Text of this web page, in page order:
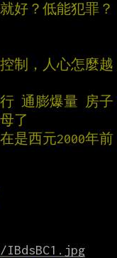
好？低能犯罪？
制，人心怎麼越
通膨爆量 房子
了
是西元2000年前